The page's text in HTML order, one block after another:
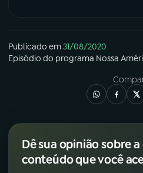
Publicado em31/08/2020
Episódio do programa Nossa
Dê sua opinião sobre
conteúdo que você